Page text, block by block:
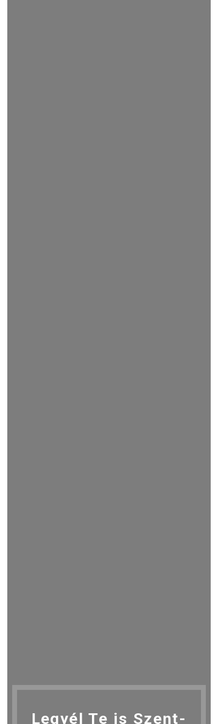
Legyél Te is Szent-